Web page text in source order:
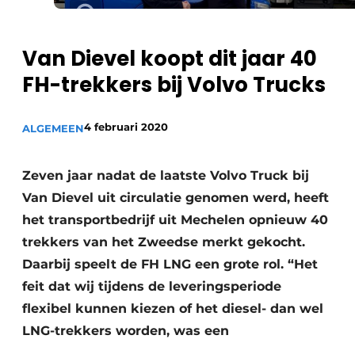
Meest gelezen
Podcasts
Privacy / Cookie statement
Vacature aanmelden
Video’s
Van Dievel koopt dit jaar 40
FH-trekkers bij Volvo Trucks
ALGEMEEN4 februari 2020
Zeven jaar nadat de laatste Volvo Truck bij
Van Dievel uit circulatie genomen werd, heeft
het transportbedrijf uit Mechelen opnieuw 40
trekkers van het Zweedse merkt gekocht.
Daarbij speelt de FH LNG een grote rol. “Het
feit dat wij tijdens de leveringsperiode
flexibel kunnen kiezen of het diesel- dan wel
LNG-trekkers worden, was een